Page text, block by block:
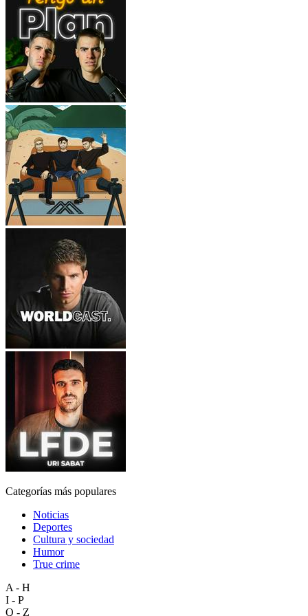
Categorías más populares
Noticias
Deportes
Cultura y sociedad
Humor
True crime
A - H
I - P
Q - Z